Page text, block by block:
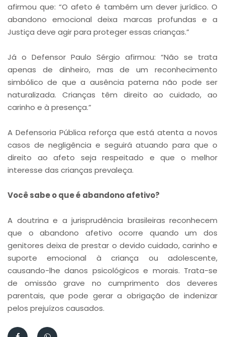
afirmou que: “O afeto é também um dever jurídico. O
abandono emocional deixa marcas profundas e a
Justiça deve agir para proteger essas crianças.”
Já o Defensor Paulo Sérgio afirmou: “Não se trata
apenas de dinheiro, mas de um reconhecimento
simbólico de que a ausência paterna não pode ser
naturalizada. Crianças têm direito ao cuidado, ao
carinho e à presença.”
A Defensoria Pública reforça que está atenta a novos
casos de negligência e seguirá atuando para que o
direito ao afeto seja respeitado e que o melhor
interesse das crianças prevaleça.
Você sabe o que é abandono afetivo?
A doutrina e a jurisprudência brasileiras reconhecem
que o abandono afetivo ocorre quando um dos
genitores deixa de prestar o devido cuidado, carinho e
suporte emocional à criança ou adolescente,
causando-lhe danos psicológicos e morais. Trata-se
de omissão grave no cumprimento dos deveres
parentais, que pode gerar a obrigação de indenizar
pelos prejuízos causados.